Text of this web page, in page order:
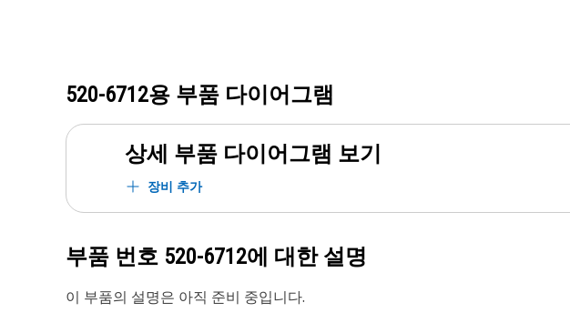
520-6712용 부품 다이어그램
상세 부품 다이어그램 보기
장비 추가
부품 번호 520-6712에 대한 설명
이 부품의 설명은 아직 준비 중입니다.